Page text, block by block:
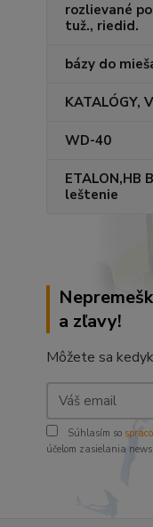
rozlievané
tuž., riedid.
bázy do
KATALÓGY,
WD-40
ETALON,HB
leštenie
a zľavy!
Môžete sa
Súhlasím so
účelom zasielania